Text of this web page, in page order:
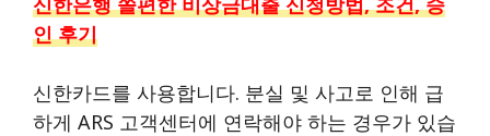
인 후기
신한카드를 사용합니다. 분실 및 사고로 인해 급
하게 ARS 고객센터에 연락해야 하는 경우가 있습